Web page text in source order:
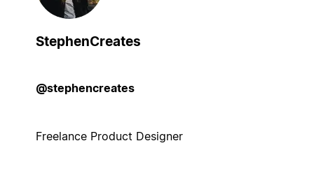
StephenCreates
@stephencreates
Freelance Product Designer